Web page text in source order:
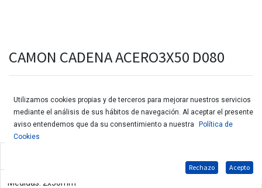
CAMON CADENA ACERO3X50 D080
Medidas: 2x50mm
Utilizamos cookies propias y de terceros para mejorar nuestros servicios
mediante el análisis de sus hábitos de navegación. Al aceptar el presente
aviso entendemos que da su consentimiento a nuestra
Política de
Cookies
Rechazo Acepto